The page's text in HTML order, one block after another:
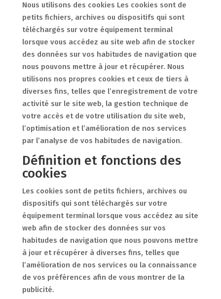
Nous utilisons des cookies Les cookies sont de
petits fichiers, archives ou dispositifs qui sont
téléchargés sur votre équipement terminal
lorsque vous accédez au site web afin de stocker
des données sur vos habitudes de navigation que
nous pouvons mettre à jour et récupérer. Nous
utilisons nos propres cookies et ceux de tiers à
diverses fins, telles que l’enregistrement de votre
activité sur le site web, la gestion technique de
votre accès et de votre utilisation du site web,
l’optimisation et l’amélioration de nos services
par l’analyse de vos habitudes de navigation.
Définition et fonctions des
cookies
Les cookies sont de petits fichiers, archives ou
dispositifs qui sont téléchargés sur votre
équipement terminal lorsque vous accédez au site
web afin de stocker des données sur vos
habitudes de navigation que nous pouvons mettre
à jour et récupérer à diverses fins, telles que
l’amélioration de nos services ou la connaissance
de vos préférences afin de vous montrer de la
publicité.